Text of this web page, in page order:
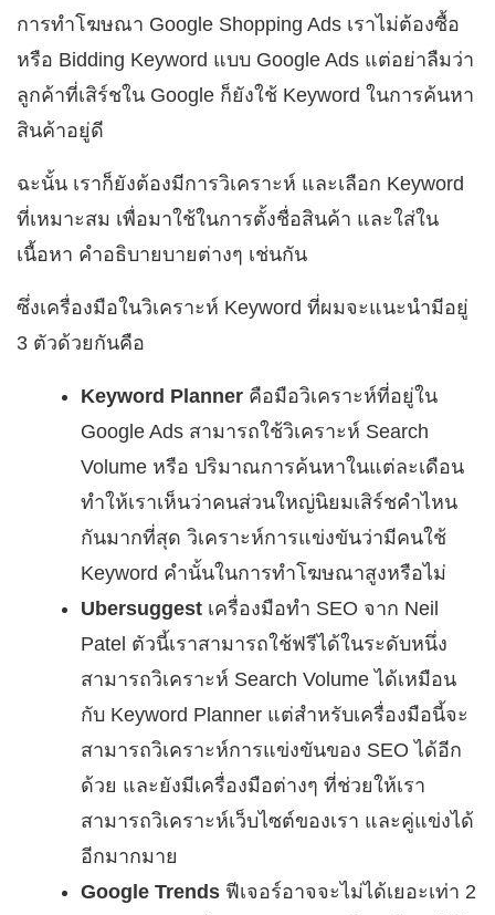
การทำโฆษณา Google Shopping Ads เราไม่ต้องซื้อ
หรือ Bidding Keyword แบบ Google Ads แต่อย่าลืมว่า
ลูกค้าที่เสิร์ชใน Google ก็ยังใช้ Keyword ในการค้นหา
สินค้าอยู่ดี
ฉะนั้น เราก็ยังต้องมีการวิเคราะห์ และเลือก Keyword
ที่เหมาะสม เพื่อมาใช้ในการตั้งชื่อสินค้า และใส่ใน
เนื้อหา คำอธิบายบายต่างๆ เช่นกัน
ซึ่งเครื่องมือในวิเคราะห์ Keyword ที่ผมจะแนะนำมีอยู่
3 ตัวด้วยกันคือ
Keyword Planner คือมือวิเคราะห์ที่อยู่ใน
Google Ads สามารถใช้วิเคราะห์ Search
Volume หรือ ปริมาณการค้นหาในแต่ละเดือน
ทำให้เราเห็นว่าคนส่วนใหญ่นิยมเสิร์ชคำไหน
กันมากที่สุด วิเคราะห์การแข่งขันว่ามีคนใช้
Keyword คำนั้นในการทำโฆษณาสูงหรือไม่
Ubersuggest เครื่องมือทำ SEO จาก Neil
Patel ตัวนี้เราสามารถใช้ฟรีได้ในระดับหนึ่ง
สามารถวิเคราะห์ Search Volume ได้เหมือน
กับ Keyword Planner แต่สำหรับเครื่องมือนี้จะ
สามารถวิเคราะห์การแข่งขันของ SEO ได้อีก
ด้วย และยังมีเครื่องมือต่างๆ ที่ช่วยให้เรา
สามารถวิเคราะห์เว็บไซต์ของเรา และคู่แข่งได้
อีกมากมาย
Google Trends ฟีเจอร์อาจจะไม่ได้เยอะเท่า 2